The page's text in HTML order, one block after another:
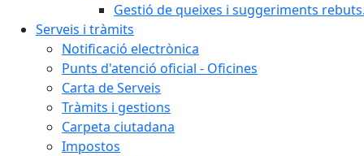
Gestió de queixes i suggeriments rebuts.
Serveis i tràmits
Notificació electrònica
Punts d'atenció oficial - Oficines
Carta de Serveis
Tràmits i gestions
Carpeta ciutadana
Impostos